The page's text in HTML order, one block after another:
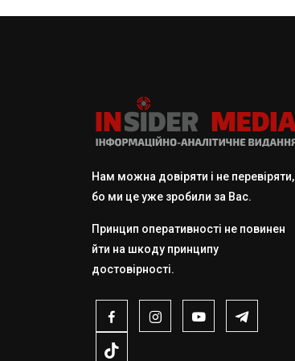
Нам можна довіряти і не перевіряти,
бо ми це уже зробили за Вас.
Принцип оперативності не повинен
йти на шкоду принципу
достовірності.